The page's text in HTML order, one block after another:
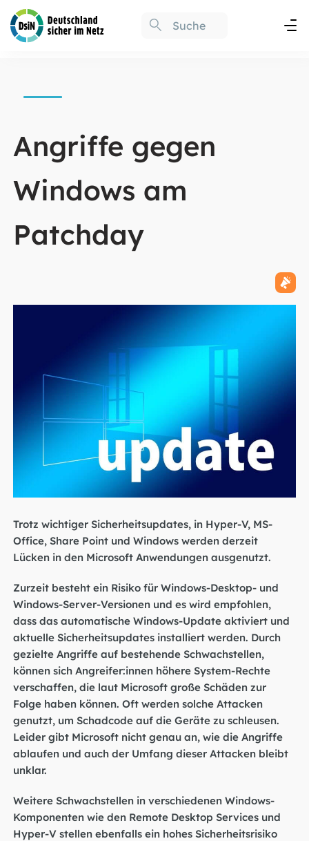
Angriffe gegen
Windows am
Patchday
Trotz wichtiger Sicherheitsupdates, in Hyper-V, MS-
Office, Share Point und Windows werden derzeit
Lücken in den Microsoft Anwendungen ausgenutzt.
Zurzeit besteht ein Risiko für Windows-Desktop- und
Windows-Server-Versionen und es wird empfohlen,
dass das automatische Windows-Update aktiviert und
aktuelle Sicherheitsupdates installiert werden. Durch
gezielte Angriffe auf bestehende Schwachstellen,
können sich Angreifer:innen höhere System-Rechte
verschaffen, die laut Microsoft große Schäden zur
Folge haben können. Oft werden solche Attacken
genutzt, um Schadcode auf die Geräte zu schleusen.
Leider gibt Microsoft nicht genau an, wie die Angriffe
ablaufen und auch der Umfang dieser Attacken bleibt
unklar.
Weitere Schwachstellen in verschiedenen Windows-
Komponenten wie den Remote Desktop Services und
Hyper-V stellen ebenfalls ein hohes Sicherheitsrisiko